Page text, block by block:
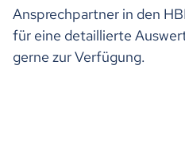
Ansprechpartner in den
für eine detaillierte
gerne zur Verfügung.